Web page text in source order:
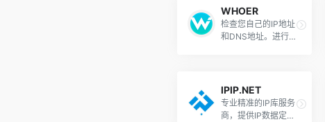
WHOER
检查您自己的IP地址
和DNS地址。进行
估。
IPIP.NET
专业精准的IP库服务
商，提供IP数据定